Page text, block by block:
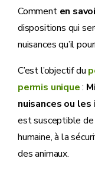
Comment en
dispositions qui
nuisances qu’il
C’est l’objectif du
permis unique:
nuisances ou
est susceptible de
humaine, à la
des animaux.